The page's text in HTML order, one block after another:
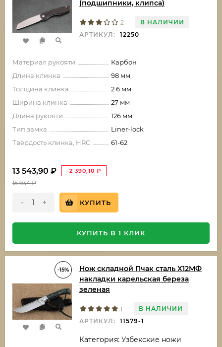
(подшипники, клипса)
2
В НАЛИЧИИ
АРТИКУЛ:
12250
Материал рукояти
Карбон
Длина клинка
98 мм
Толщина клинка
2.6 мм
Ширина клинка
27 мм
Длина рукояти
126 мм
Тип замка
Liner-lock
Твёрдость клинка, HRC
61-62
13 543,90 ₽ -2 390,10 ₽
15 934₽
- + КУПИТЬ
КУПИТЬ В 1 КЛИК
-15%
Нож складной Пчак сталь Х12МФ
накладки карельская береза
зеленая
1
В НАЛИЧИИ
АРТИКУЛ:
11579-1
Категория: Узбекские ножи